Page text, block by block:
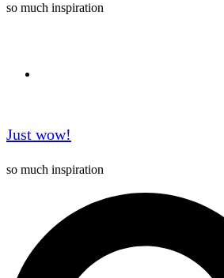
so much inspiration
Just wow!
so much inspiration